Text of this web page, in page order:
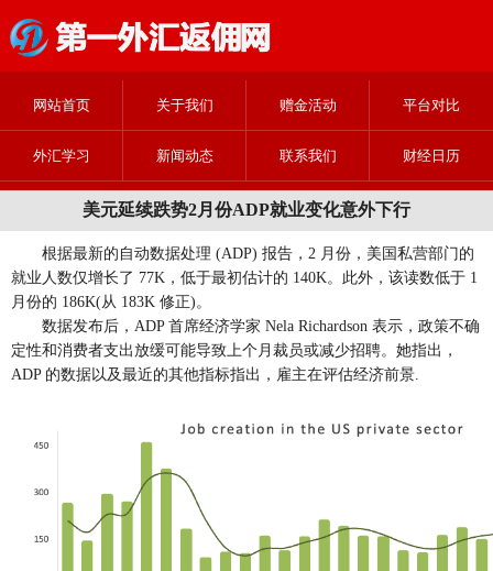
网站首页 关于我们 赠金活动 平台对比
外汇学习 新闻动态 联系我们 财经日历
美元延续跌势2月份ADP就业变化意外下行
根据最新的自动数据处理 (ADP) 报告，2 月份，美国私营部门的
就业人数仅增长了 77K，低于最初估计的 140K。此外，该读数低于 1
月份的 186K(从 183K 修正)。
数据发布后，ADP 首席经济学家 Nela Richardson 表示，政策不确
定性和消费者支出放缓可能导致上个月裁员或减少招聘。她指出，
ADP 的数据以及最近的其他指标指出，雇主在评估经济前景.